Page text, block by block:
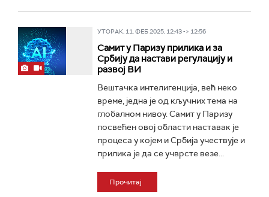
УТОРАК, 11. ФЕБ 2025, 12:43 -> 12:56
Самит у Паризу прилика и за
Србију да настави регулацију и
развој ВИ
Вештачка интелигенција, већ неко
време, једна је од кључних тема на
глобалном нивоу. Самит у Паризу
посвећен овој области наставак је
процеса у којем и Србија учествује и
прилика је да се учврсте везе...
Прочитај